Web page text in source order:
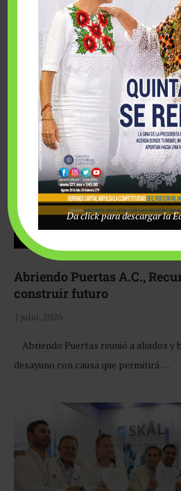
Fairmont Mayakoba y Make-A-Wish
esfuerzos para hacer realidad el
Abriendo Puertas A.C.,
construir futuro
1 julio, 2026
Abriendo Puertas reunió a aliados y
desayuno con causa que permitirá …
Da click para descargar la